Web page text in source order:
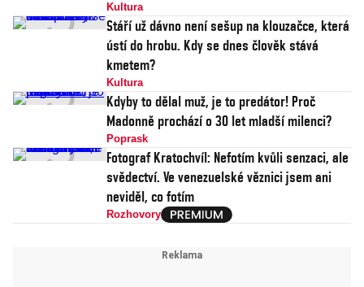
Kultura
Stáří už dávno není sešup na klouzačce, která
ústí do hrobu. Kdy se dnes člověk stává
kmetem?
Kultura
Kdyby to dělal muž, je to predátor! Proč
Madonně prochází o 30 let mladší milenci?
Poprask
Fotograf Kratochvíl: Nefotím kvůli senzaci, ale
svědectví. Ve venezuelské věznici jsem ani
neviděl, co fotím
Rozhovory